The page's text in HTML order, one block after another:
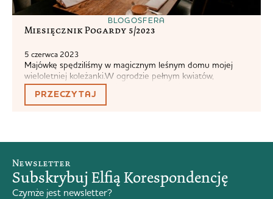
BLOGOSFERA
Miesięcznik Pogardy 5/2023
5 czerwca 2023
Majówkę spędziliśmy w magicznym leśnym domu mojej
wieloletniej koleżanki.W ogrodzie pełnym kwiatów,
popijając kawę, herbatę i wino na słońcu i zagryzając je
pieczywem i serem z marketu farmerskiego.Czy kładąc się
do snu obie córeczki ozdobiły cioci pokój i pościel
majówki, spotkałam...
PRZECZYTAJ
Newsletter
Subskrybuj Elfią Korespondencję
Czymże jest newsletter?